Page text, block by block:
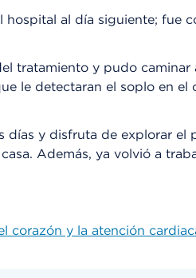
hospital al día siguiente; fue
tratamiento y pudo caminar
le detectaran el soplo en el
días y disfruta de explorar el
Además, ya volvió a
corazón y la atención